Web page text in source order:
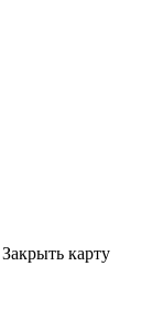
Закрыть карту